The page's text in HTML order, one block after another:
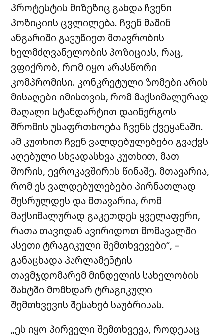
პროტესტის მიზეზიც გახდა ჩვენი
პოზიციის ცვლილება. ჩვენ მაშინ
ანგარიში გავუწიეთ მთავრობის
ხელმძღვანელობის პოზიციას, რაც,
ვფიქრობ, რომ იყო არასწორი
კომპრომისი. კონკრეტული ზომები არის
მისაღები იმისთვის, რომ მაქსიმალურად
მაღალი სტანდარტით დაინერგოს
შრომის უსაფრთხოება ჩვენს ქვეყანაში.
ამ კუთხით ჩვენ ვალდებულებები გვაქვს
აღებული სხვადასხვა კუთხით, მათ
შორის, ევროკავშირის წინაშე. მთავარია,
რომ ეს ვალდებულებები პირნათლად
შესრულდეს და მთავარია, რომ
მაქსიმალურად გაკეთდეს ყველაფერი,
რათა თავიდან ავირიდოთ მომავალში
ასეთი ტრაგიკული შემთხვევები“, –
განაცხადა პარლამენტის
თავმჯდომარემ მინდელის სახელობის
შახტში მომხდარ ტრაგიკული
შემთხვევის შესახებ საუბრისას.
„ეს იყო პირველი შემთხვევა, როდესაც